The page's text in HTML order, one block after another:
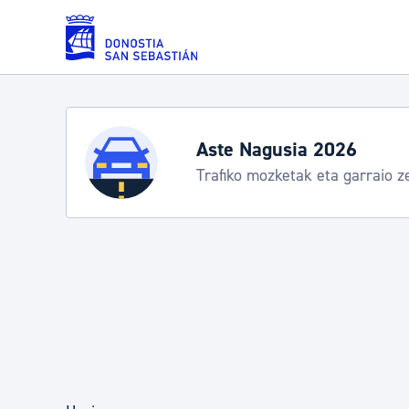
Eduki nagusira joan
Zerbitzuak
Errolda eta gai pertsonalak
Aste Nagusia 2026: egitaraua
Abuztuak 8-15